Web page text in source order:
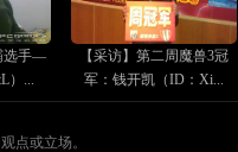
选手—
）...
【采访】第二周魔兽3冠
军：钱开凯（ID：Xi...
点或立场。